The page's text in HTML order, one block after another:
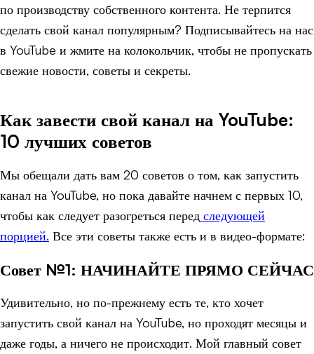
по производству собственного контента. Не терпится
сделать свой канал популярным? Подписывайтесь на нас
в YouTube и жмите на колокольчик, чтобы не пропускать
свежие новости, советы и секреты.
Как завести свой канал на YouTube:
10 лучших советов
Мы обещали дать вам 20 советов о том, как запустить
канал на YouTube, но пока давайте начнем с первых 10,
чтобы как следует разогреться перед следующей
порцией. Все эти советы также есть и в видео-формате:
Совет №1: НАЧИНАЙТЕ ПРЯМО СЕЙЧАС
Удивительно, но по-прежнему есть те, кто хочет
запустить свой канал на YouTube, но проходят месяцы и
даже годы, а ничего не происходит. Мой главный совет